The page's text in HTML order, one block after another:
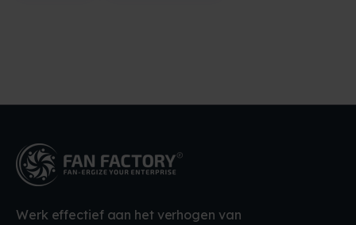
Werk effectief aan het verhogen van